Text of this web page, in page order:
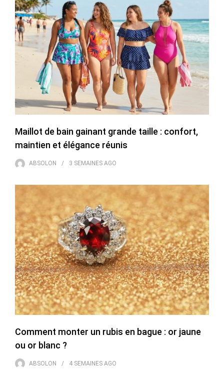
Maillot de bain gainant grande taille : confort,
maintien et élégance réunis
ABSOLON 3 SEMAINES AGO
Comment monter un rubis en bague : or jaune
ou or blanc ?
ABSOLON 4 SEMAINES AGO